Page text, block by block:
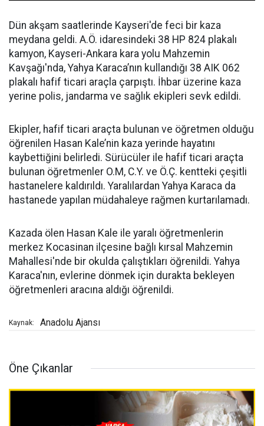
Dün akşam saatlerinde Kayseri'de feci bir kaza
meydana geldi. A.Ö. idaresindeki 38 HP 824 plakalı
kamyon, Kayseri-Ankara kara yolu Mahzemin
Kavşağı'nda, Yahya Karaca’nın kullandığı 38 AIK 062
plakalı hafif ticari araçla çarpıştı. İhbar üzerine kaza
yerine polis, jandarma ve sağlık ekipleri sevk edildi.
Ekipler, hafif ticari araçta bulunan ve öğretmen olduğu
öğrenilen Hasan Kale’nin kaza yerinde hayatını
kaybettiğini belirledi. Sürücüler ile hafif ticari araçta
bulunan öğretmenler O.M, C.Y. ve Ö.Ç. kentteki çeşitli
hastanelere kaldırıldı. Yaralılardan Yahya Karaca da
hastanede yapılan müdahaleye rağmen kurtarılamadı.
Kazada ölen Hasan Kale ile yaralı öğretmenlerin
merkez Kocasinan ilçesine bağlı kırsal Mahzemin
Mahallesi'nde bir okulda çalıştıkları öğrenildi. Yahya
Karaca'nın, evlerine dönmek için durakta bekleyen
öğretmenleri aracına aldığı öğrenildi.
Kaynak: Anadolu Ajansı
Öne Çıkanlar